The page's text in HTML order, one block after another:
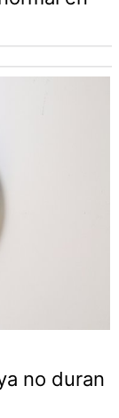
no duran